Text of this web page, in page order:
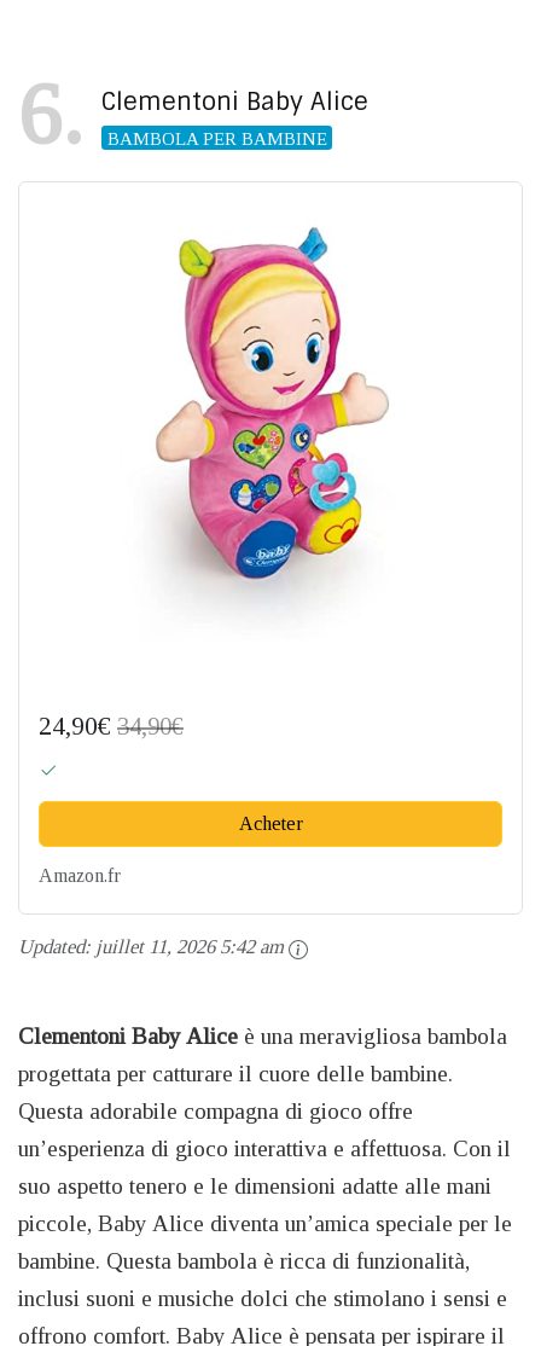
6 Clementoni Baby Alice
BAMBOLA PER BAMBINE
24,90€ 34,90€
Acheter
Amazon.fr
Updated: juillet 11, 2026 5:42 am
Clementoni Baby Alice è una meravigliosa bambola
progettata per catturare il cuore delle bambine.
Questa adorabile compagna di gioco offre
un’esperienza di gioco interattiva e affettuosa. Con il
suo aspetto tenero e le dimensioni adatte alle mani
piccole, Baby Alice diventa un’amica speciale per le
bambine. Questa bambola è ricca di funzionalità,
inclusi suoni e musiche dolci che stimolano i sensi e
offrono comfort. Baby Alice è pensata per ispirare il